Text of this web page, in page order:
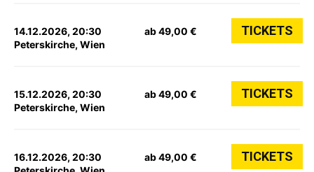
14.12.2026, 20:30
Peterskirche, Wien
ab 49,00 € TICKETS
15.12.2026, 20:30
Peterskirche, Wien
ab 49,00 € TICKETS
16.12.2026, 20:30
ab 49,00 € TICKETS